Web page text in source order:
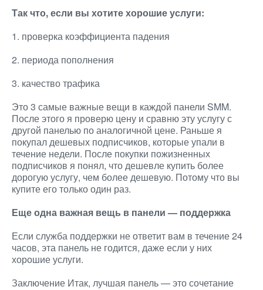
Так что, если вы хотите хорошие услуги:
1. проверка коэффициента падения
2. периода пополнения
3. качество трафика
Это 3 самые важные вещи в каждой панели SMM.
После этого я проверю цену и сравню эту услугу с
другой панелью по аналогичной цене. Раньше я
покупал дешевых подписчиков, которые упали в
течение недели. После покупки пожизненных
подписчиков я понял, что дешевле купить более
дорогую услугу, чем более дешевую. Потому что вы
купите его только один раз.
Еще одна важная вещь в панели — поддержка
Если служба поддержки не ответит вам в течение 24
часов, эта панель не годится, даже если у них
хорошие услуги.
Заключение Итак, лучшая панель — это сочетание